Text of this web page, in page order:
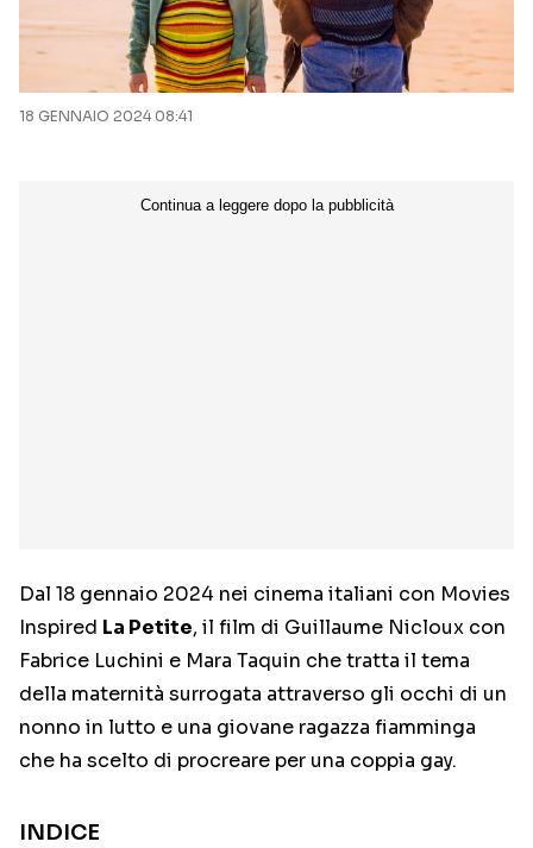
18 GENNAIO 2024 08:41
Dal 18 gennaio 2024 nei cinema italiani con Movies
Inspired La Petite, il film di Guillaume Nicloux con
Fabrice Luchini e Mara Taquin che tratta il tema
della maternità surrogata attraverso gli occhi di un
nonno in lutto e una giovane ragazza fiamminga
che ha scelto di procreare per una coppia gay.
INDICE